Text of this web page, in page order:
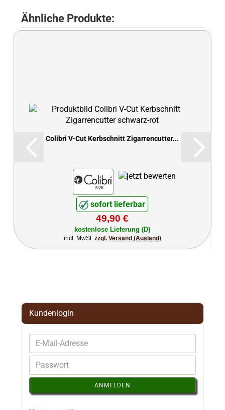
Ähnliche Produkte:
Colibri V-Cut Kerbschnitt Zigarrencutter...
sofort lieferbar
49,90 €
kostenlose Lieferung (D)
incl. MwSt. zzgl. Versand (Ausland)
Kundenlogin
ANMELDEN